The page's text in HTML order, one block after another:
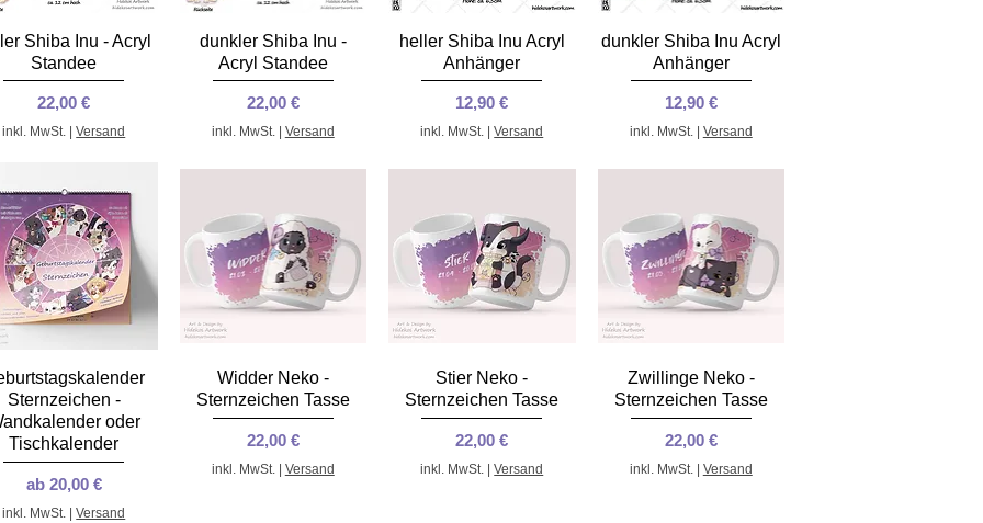
Schnellansicht
Shiba Inu - Acryl
Standee
Preis
22,00 €
inkl. MwSt. |Versand
Schnellansicht
dunkler Shiba Inu -
Acryl Standee
Preis
22,00 €
inkl. MwSt.| Versand
Schnellansicht
heller Shiba Inu Acryl
Anhänger
Preis
12,90 €
inkl. MwSt. |Versand
Schnellansicht
dunkler Shiba Inu Acryl
Anhänger
Preis
12,90 €
inkl. MwSt.| Versand
Schnellansicht
Sternzeichen -
oder
Tischkalender
ab 20,00 €
Sale-Preis
inkl. MwSt. |Versand
Schnellansicht
Widder Neko -
Sternzeichen Tasse
Preis
22,00 €
inkl. MwSt.| Versand
Schnellansicht
Stier Neko -
Sternzeichen Tasse
Preis
22,00 €
inkl. MwSt. |Versand
Schnellansicht
Zwillinge Neko -
Sternzeichen Tasse
Preis
22,00 €
inkl. MwSt.| Versand